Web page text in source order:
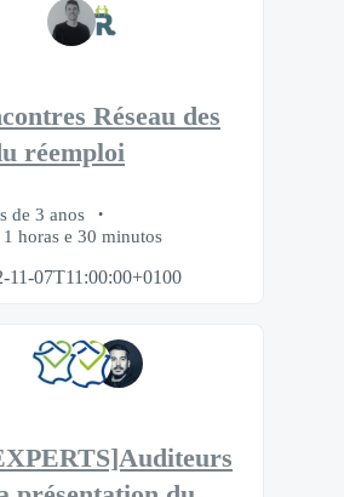
Réseau des
réemploi
de 3 anos
horas e 30 minutos
11-07T11:00:00+0100